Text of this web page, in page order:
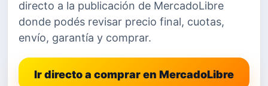
directo a la publicación de MercadoLibre
donde podés revisar precio final, cuotas,
envío, garantía y comprar.
Ir directo a comprar en MercadoLibre